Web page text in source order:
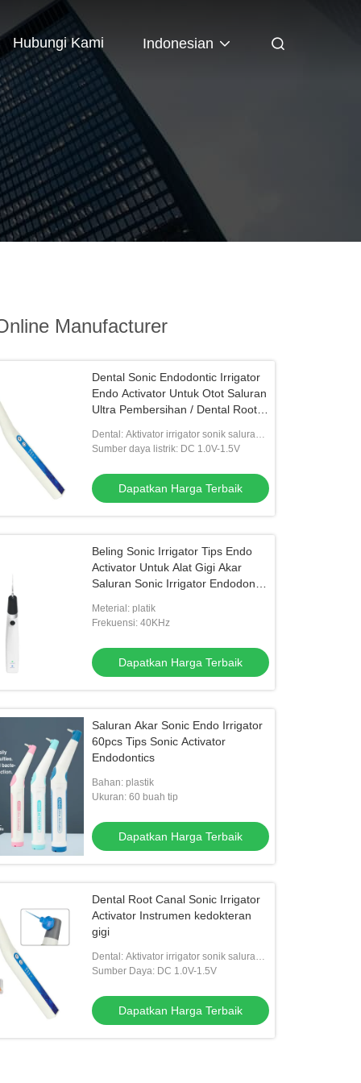
Hubungi Kami Indonesian
Manufacturer
Dental Sonic Endodontic Irrigator
Endo Activator Untuk Otot Saluran
Ultra Pembersihan / Dental Root
Instrumen Kedokteran Gigi
Dental: Aktivator irrigator sonik saluran
akar
Sumber daya listrik: DC 1.0V-1.5V
Dapatkan Harga Terbaik
Beling Sonic Irrigator Tips Endo
Activator Untuk Alat Gigi Akar
Saluran Sonic Irrigator Endodontic
Meterial: platik
Frekuensi: 40KHz
Dapatkan Harga Terbaik
Saluran Akar Sonic Endo Irrigator
60pcs Tips Sonic Activator
Endodontics
Bahan: plastik
Ukuran: 60 buah tip
Dapatkan Harga Terbaik
Dental Root Canal Sonic Irrigator
Activator Instrumen kedokteran
gigi
Dental: Aktivator irrigator sonik saluran
akar
Sumber Daya: DC 1.0V-1.5V
Dapatkan Harga Terbaik